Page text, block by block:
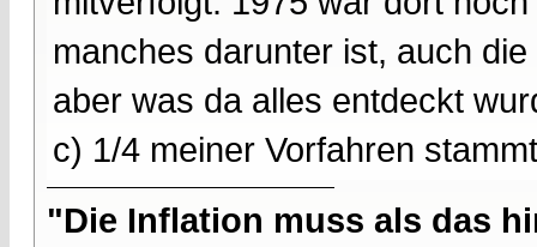
manches darunter ist, auch
aber was da alles entdeckt
c) 1/4 meiner Vorfahren
"Die Inflation muss als das